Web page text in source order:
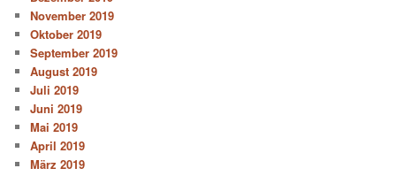
November 2019
Oktober 2019
September 2019
August 2019
Juli 2019
Juni 2019
Mai 2019
April 2019
März 2019